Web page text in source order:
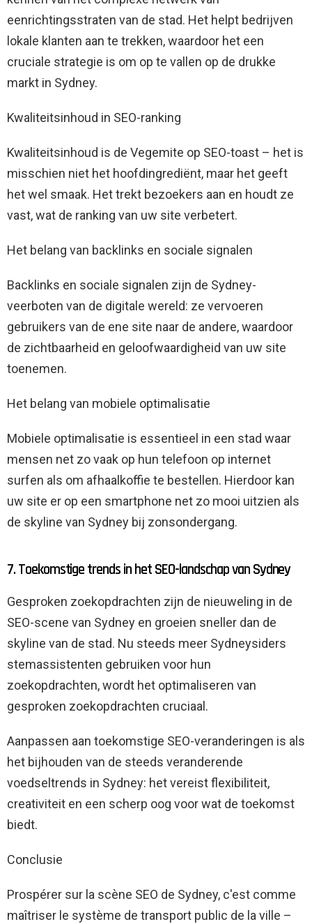
eenrichtingsstraten van de stad. Het helpt bedrijven
lokale klanten aan te trekken, waardoor het een
cruciale strategie is om op te vallen op de drukke
markt in Sydney.
Kwaliteitsinhoud in SEO-ranking
Kwaliteitsinhoud is de Vegemite op SEO-toast – het is
misschien niet het hoofdingrediënt, maar het geeft
het wel smaak. Het trekt bezoekers aan en houdt ze
vast, wat de ranking van uw site verbetert.
Het belang van backlinks en sociale signalen
Backlinks en sociale signalen zijn de Sydney-
veerboten van de digitale wereld: ze vervoeren
gebruikers van de ene site naar de andere, waardoor
de zichtbaarheid en geloofwaardigheid van uw site
toenemen.
Het belang van mobiele optimalisatie
Mobiele optimalisatie is essentieel in een stad waar
mensen net zo vaak op hun telefoon op internet
surfen als om afhaalkoffie te bestellen. Hierdoor kan
uw site er op een smartphone net zo mooi uitzien als
de skyline van Sydney bij zonsondergang.
7. Toekomstige trends in het SEO-landschap van Sydney
Gesproken zoekopdrachten zijn de nieuweling in de
SEO-scene van Sydney en groeien sneller dan de
skyline van de stad. Nu steeds meer Sydneysiders
stemassistenten gebruiken voor hun
zoekopdrachten, wordt het optimaliseren van
gesproken zoekopdrachten cruciaal.
Aanpassen aan toekomstige SEO-veranderingen is als
het bijhouden van de steeds veranderende
voedseltrends in Sydney: het vereist flexibiliteit,
creativiteit en een scherp oog voor wat de toekomst
biedt.
Conclusie
Prospérer sur la scène SEO de Sydney, c'est comme
maîtriser le système de transport public de la ville –